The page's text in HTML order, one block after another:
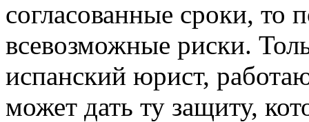
согласованные сроки, то
всевозможные риски.
испанский юрист,
может дать ту защиту,